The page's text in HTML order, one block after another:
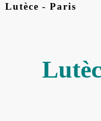
Lutèce - Paris